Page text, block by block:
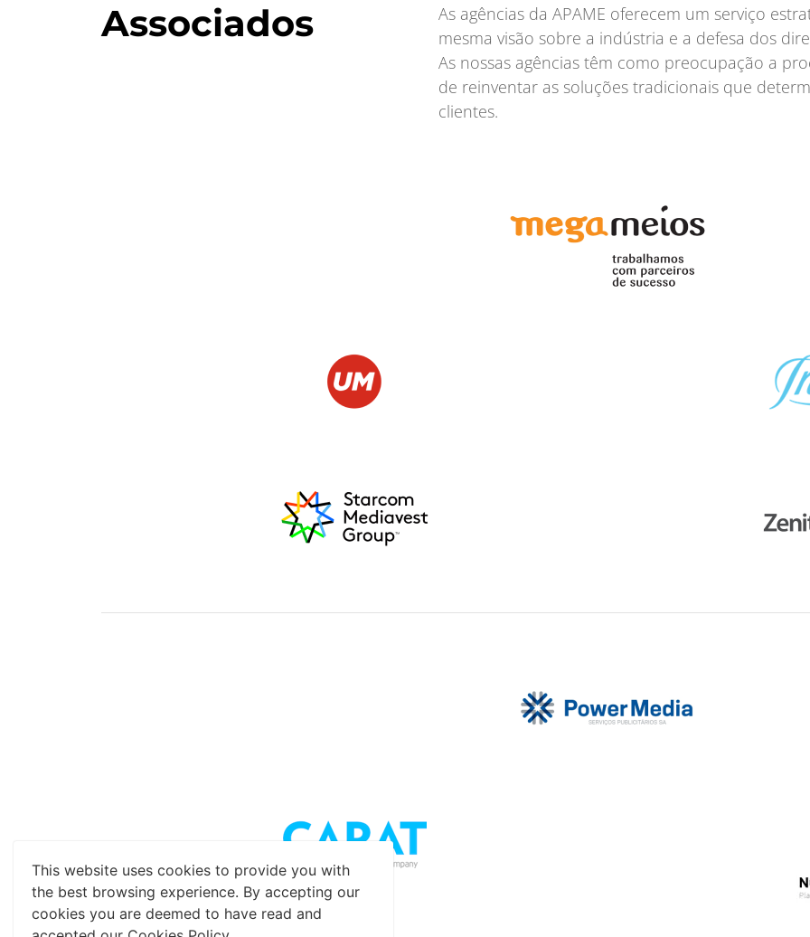
This website uses cookies to provide you with
the best browsing experience. By accepting our
cookies you are deemed to have read and
Associados
As agências da APAME oferecem um serviço
mesma visão sobre a indústria e a defesa dos
As nossas agências têm como preocupação a
de reinventar as soluções tradicionais que
clientes.